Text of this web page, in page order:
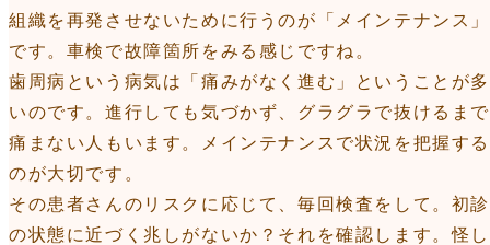
組織を再発させないために行うのが「メインテナンス」
です。車検で故障箇所をみる感じですね。
歯周病という病気は「痛みがなく進む」ということが多
いのです。進行しても気づかず、グラグラで抜けるまで
痛まない人もいます。メインテナンスで状況を把握する
のが大切です。
その患者さんのリスクに応じて、毎回検査をして。初診
の状態に近づく兆しがないか？それを確認します。怪し